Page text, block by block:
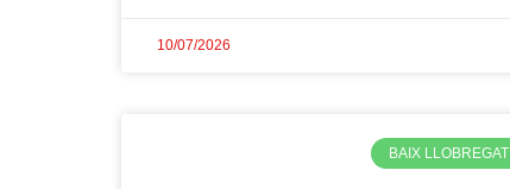
10/07/2026
BAIX LLOBREGAT